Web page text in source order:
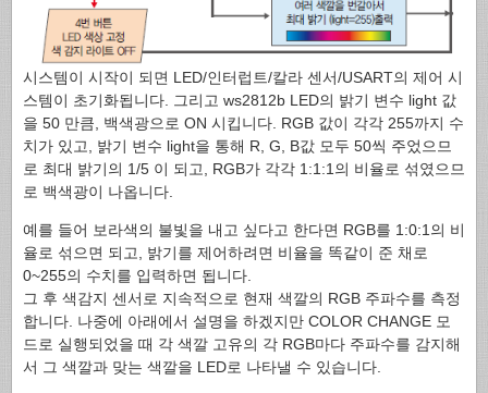
시스템이 시작이 되면 LED/인터럽트/칼라 센서/USART의 제어 시
스템이 초기화됩니다. 그리고 ws2812b LED의 밝기 변수 light 값
을 50 만큼, 백색광으로 ON 시킵니다. RGB 값이 각각 255까지 수
치가 있고, 밝기 변수 light을 통해 R, G, B값 모두 50씩 주었으므
로 최대 밝기의 1/5 이 되고, RGB가 각각 1:1:1의 비율로 섞였으므
로 백색광이 나옵니다.
예를 들어 보라색의 불빛을 내고 싶다고 한다면 RGB를 1:0:1의 비
율로 섞으면 되고, 밝기를 제어하려면 비율을 똑같이 준 채로
0~255의 수치를 입력하면 됩니다.
그 후 색감지 센서로 지속적으로 현재 색깔의 RGB 주파수를 측정
합니다. 나중에 아래에서 설명을 하겠지만 COLOR CHANGE 모
드로 실행되었을 때 각 색깔 고유의 각 RGB마다 주파수를 감지해
서 그 색깔과 맞는 색깔을 LED로 나타낼 수 있습니다.